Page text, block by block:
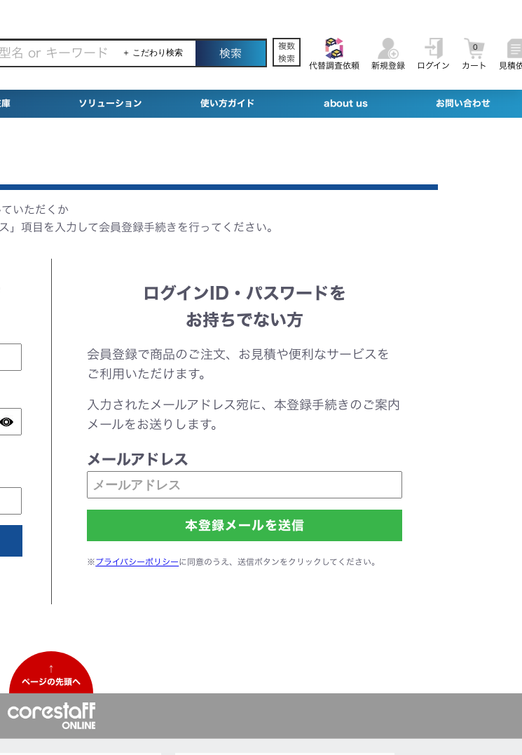
＋ こだわり検索
複数
検索
代替調査依頼
新規登録 ログイン カート
0
見積
庫 ソリューション 使い方ガイド about us お問い合わせ
いただくか
項目を入力して会員登録手続きを行ってください。
ログインID・パスワードを
お持ちでない方
会員登録で商品のご注文、お見積や便利なサービスを
ご利用いただけます。
入力されたメールアドレス宛に、本登録手続きのご案内
メールをお送りします。
メールアドレス
※プライバシーポリシーに同意のうえ、送信ボタンをクリックしてください。
↑
ページの先頭へ